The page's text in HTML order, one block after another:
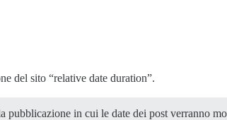
del sito “relative date duration”.
pubblicazione in cui le date dei post verranno